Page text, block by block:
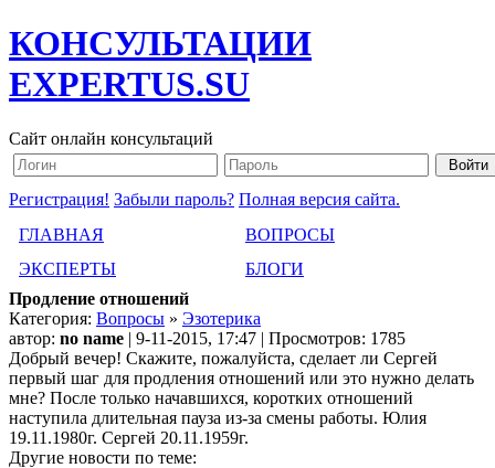
КОНСУЛЬТАЦИИ
EXPERTUS.SU
Сайт онлайн консультаций
Регистрация! Забыли пароль? Полная версия сайта.
ГЛАВНАЯ
ВОПРОСЫ
ЭКСПЕРТЫ
БЛОГИ
Продление отношений
Категория: Вопросы » Эзотерика
автор: no name | 9-11-2015, 17:47 | Просмотров: 1785
Добрый вечер! Скажите, пожалуйста, сделает ли Сергей
первый шаг для продления отношений или это нужно делать
мне? После только начавшихся, коротких отношений
наступила длительная пауза из-за смены работы. Юлия
19.11.1980г. Сергей 20.11.1959г.
Другие новости по теме: